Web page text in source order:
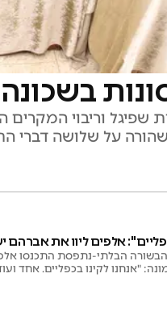
וריבוי
על שלושה דברי
אלפים ליוו את אברהם
הבלתי-נתפסת התכנסו
"אנחנו לקינו בכפליים. אחד